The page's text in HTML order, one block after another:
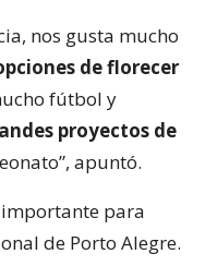
nos gusta mucho
de florecer
fútbol y
proyectos de
apuntó.
para
de Porto Alegre.